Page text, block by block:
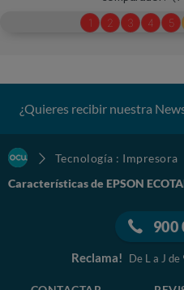
¿Quieres recibir nuestra
Tecnología : Impresora
Características de EPSON
900
Reclama! De L a J